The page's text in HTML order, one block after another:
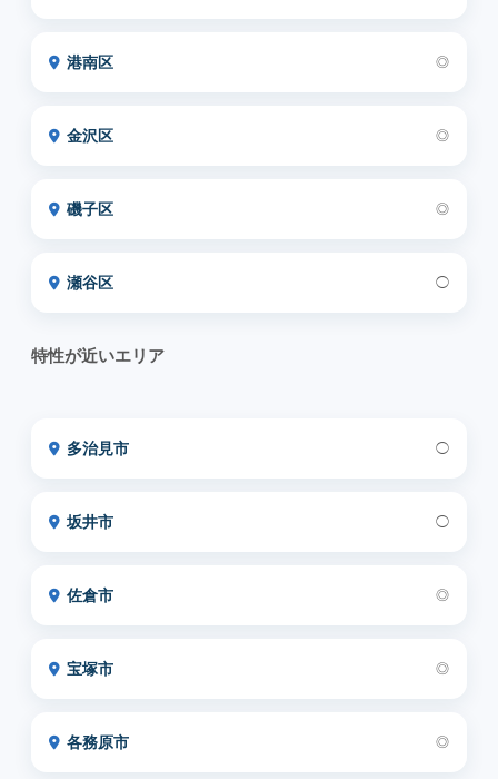
港南区 ◎
金沢区 ◎
磯子区 ◎
瀬谷区 ◯
特性が近いエリア
多治見市 ◯
坂井市 ◯
佐倉市 ◎
宝塚市 ◎
各務原市 ◎